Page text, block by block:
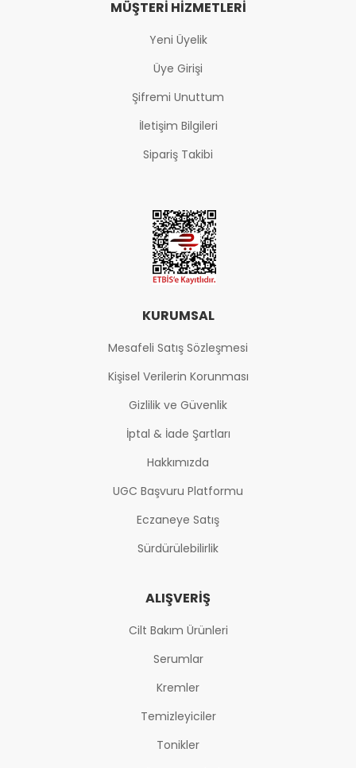
MÜŞTERI HIZMETLERI
Yeni Üyelik
Üye Girişi
Şifremi Unuttum
İletişim Bilgileri
Sipariş Takibi
KURUMSAL
Mesafeli Satış Sözleşmesi
Kişisel Verilerin Korunması
Gizlilik ve Güvenlik
İptal & İade Şartları
Hakkımızda
UGC Başvuru Platformu
Eczaneye Satış
Sürdürülebilirlik
ALIŞVERIŞ
Cilt Bakım Ürünleri
Serumlar
Kremler
Temizleyiciler
Tonikler